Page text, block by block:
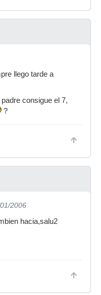
llego tarde a
consigue el 7,
?
2006
hacia,salu2